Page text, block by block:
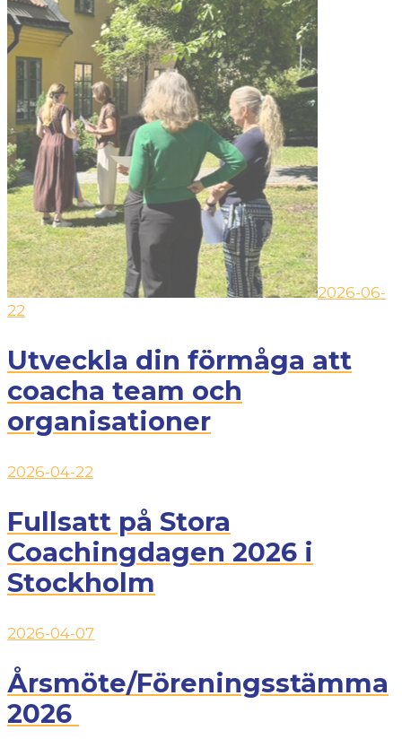
2026-06-
22
Utveckla din förmåga att
coacha team och
organisationer
2026-04-22
Fullsatt på Stora
Coachingdagen 2026 i
Stockholm
2026-04-07
Årsmöte/Föreningsstämma
2026